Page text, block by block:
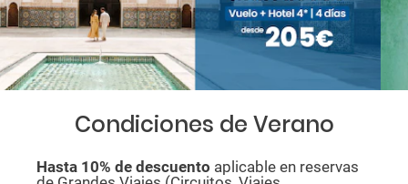
Condiciones de Verano
Hasta 10% de descuento aplicable en reservas